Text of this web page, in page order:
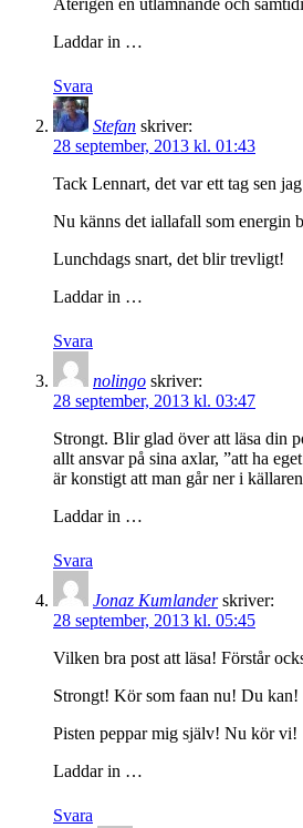
Återigen en utlämnande och
Laddar in …
Svara
Stefan skriver:
28 september, 2013 kl. 01:43
Tack Lennart, det var ett tag sen
Nu känns det iallafall som energin
Lunchdags snart, det blir trevligt!
Laddar in …
Svara
nolingo skriver:
28 september, 2013 kl. 03:47
Strongt. Blir glad över att läsa din
allt ansvar på sina axlar, ”att ha
är konstigt att man går ner i
Laddar in …
Svara
Jonaz Kumlander skriver:
28 september, 2013 kl. 05:45
Vilken bra post att läsa! Förstår
Strongt! Kör som faan nu! Du kan!
Pisten peppar mig själv! Nu kör vi!
Laddar in …
Svara